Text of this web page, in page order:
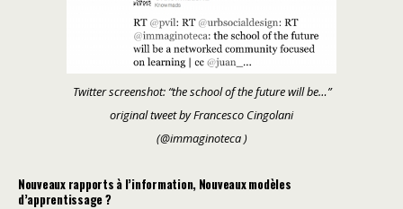
Twitter screenshot: “the school of the future will be…”
original tweet by Francesco Cingolani
(@immaginoteca )
Nouveaux rapports à l’information, Nouveaux modèles
d’apprentissage ?